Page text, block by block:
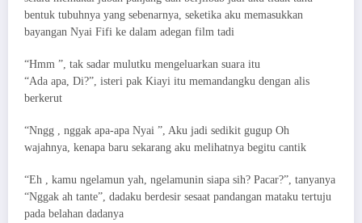
bentuk tubuhnya yang sebenarnya, seketika aku memasukkan
bayangan Nyai Fifi ke dalam adegan film tadi
“Hmm ”, tak sadar mulutku mengeluarkan suara itu
“Ada apa, Di?”, isteri pak Kiayi itu memandangku dengan alis
berkerut
“Nngg , nggak apa-apa Nyai ”, Aku jadi sedikit gugup Oh
wajahnya, kenapa baru sekarang aku melihatnya begitu cantik
“Eh , kamu ngelamun yah, ngelamunin siapa sih? Pacar?”, tanyanya
“Nggak ah tante”, dadaku berdesir sesaat pandangan mataku tertuju
pada belahan dadanya